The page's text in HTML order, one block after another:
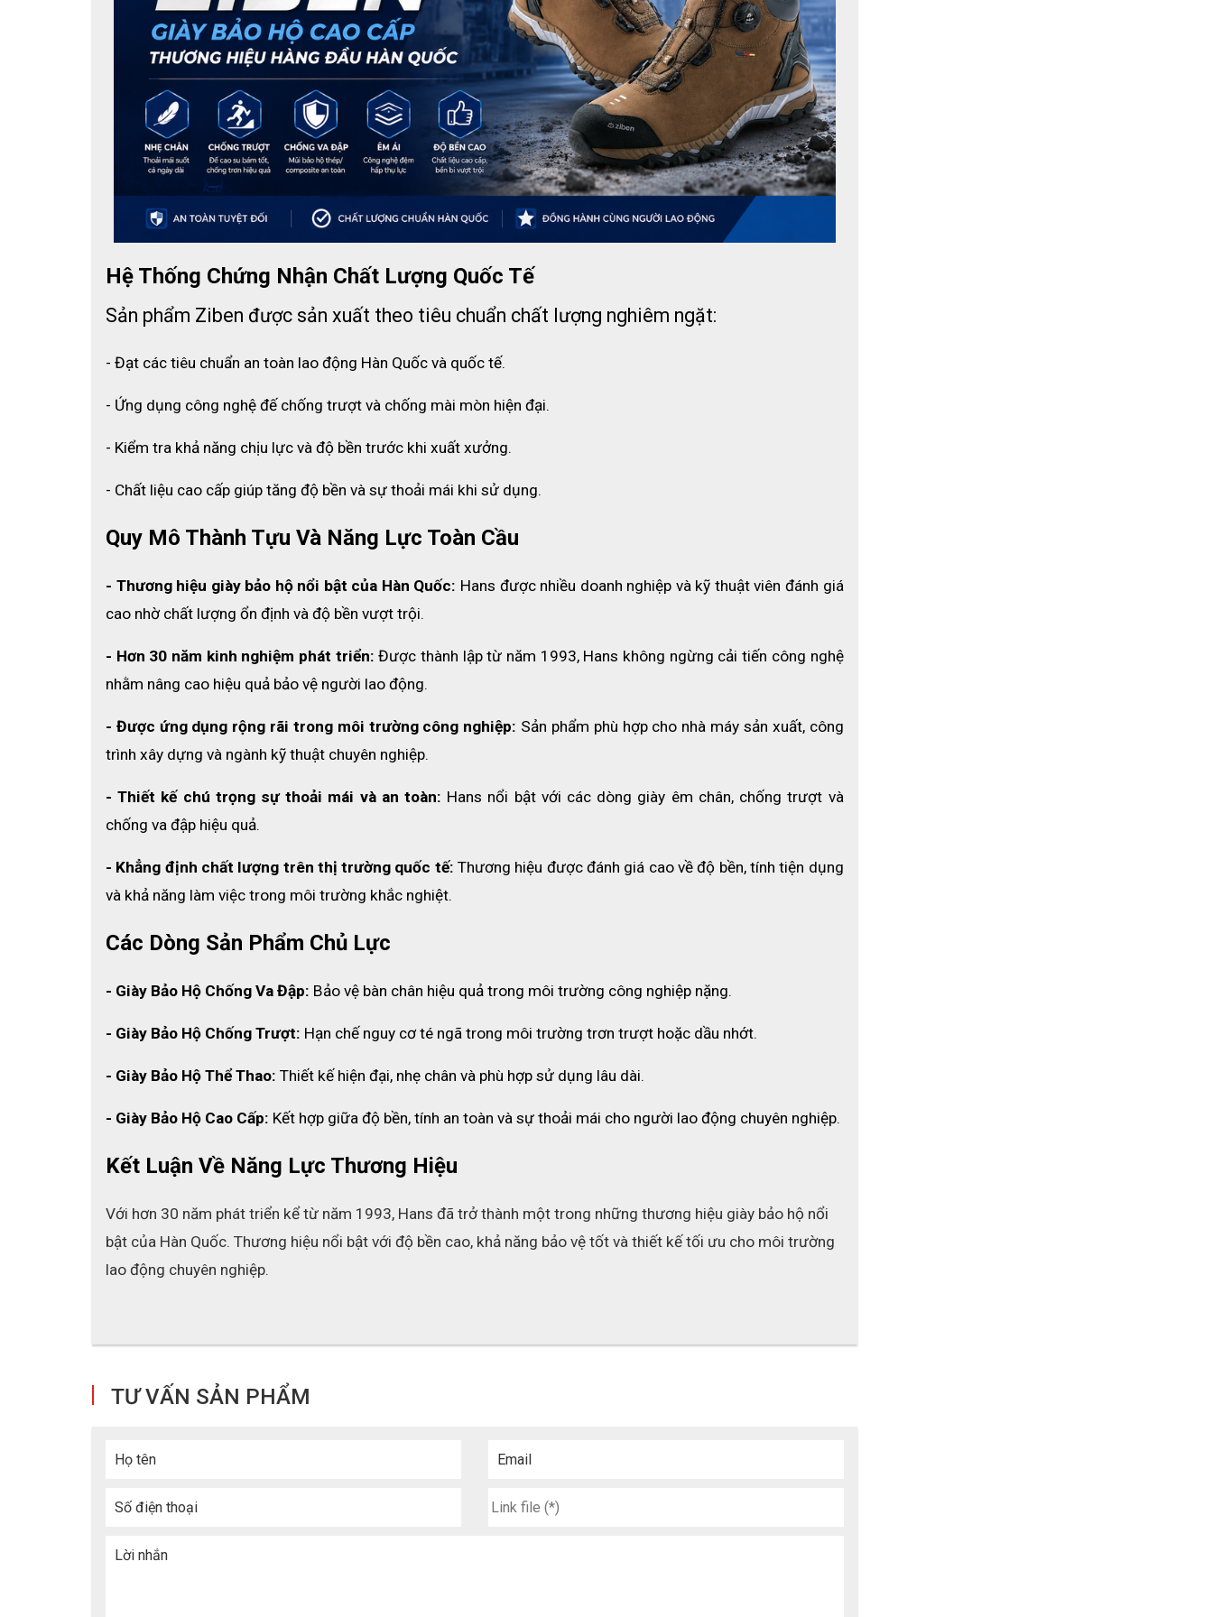
Hệ Thống Chứng Nhận Chất Lượng Quốc Tế
Sản phẩm Ziben được sản xuất theo tiêu chuẩn chất lượng nghiêm ngặt:
- Đạt các tiêu chuẩn an toàn lao động Hàn Quốc và quốc tế.
- Ứng dụng công nghệ đế chống trượt và chống mài mòn hiện đại.
- Kiểm tra khả năng chịu lực và độ bền trước khi xuất xưởng.
- Chất liệu cao cấp giúp tăng độ bền và sự thoải mái khi sử dụng.
Quy Mô Thành Tựu Và Năng Lực Toàn Cầu
- Thương hiệu giày bảo hộ nổi bật của Hàn Quốc: Hans được nhiều doanh nghiệp và kỹ thuật viên đánh giá
cao nhờ chất lượng ổn định và độ bền vượt trội.
- Hơn 30 năm kinh nghiệm phát triển: Được thành lập từ năm 1993, Hans không ngừng cải tiến công nghệ
nhằm nâng cao hiệu quả bảo vệ người lao động.
- Được ứng dụng rộng rãi trong môi trường công nghiệp: Sản phẩm phù hợp cho nhà máy sản xuất, công
trình xây dựng và ngành kỹ thuật chuyên nghiệp.
- Thiết kế chú trọng sự thoải mái và an toàn: Hans nổi bật với các dòng giày êm chân, chống trượt và
chống va đập hiệu quả.
- Khẳng định chất lượng trên thị trường quốc tế: Thương hiệu được đánh giá cao về độ bền, tính tiện dụng
và khả năng làm việc trong môi trường khắc nghiệt.
Các Dòng Sản Phẩm Chủ Lực
- Giày Bảo Hộ Chống Va Đập: Bảo vệ bàn chân hiệu quả trong môi trường công nghiệp nặng.
- Giày Bảo Hộ Chống Trượt: Hạn chế nguy cơ té ngã trong môi trường trơn trượt hoặc dầu nhớt.
- Giày Bảo Hộ Thể Thao: Thiết kế hiện đại, nhẹ chân và phù hợp sử dụng lâu dài.
- Giày Bảo Hộ Cao Cấp: Kết hợp giữa độ bền, tính an toàn và sự thoải mái cho người lao động chuyên nghiệp.
Kết Luận Về Năng Lực Thương Hiệu
Với hơn 30 năm phát triển kể từ năm 1993, Hans đã trở thành một trong những thương hiệu giày bảo hộ nổi
bật của Hàn Quốc. Thương hiệu nổi bật với độ bền cao, khả năng bảo vệ tốt và thiết kế tối ưu cho môi trường
lao động chuyên nghiệp.
TƯ VẤN SẢN PHẨM
Họ tên Email
Số điện thoại
Lời nhắn